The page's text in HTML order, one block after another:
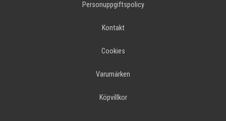
Personuppgiftspolicy
Kontakt
Cookies
Varumärken
Köpvillkor